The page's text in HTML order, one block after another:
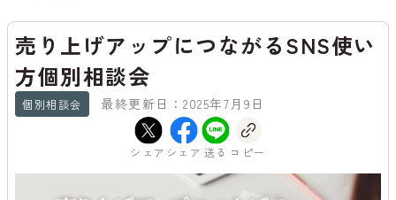
売り上げアップにつながるSNS使い
方個別相談会
個別相談会 最終更新日：2025年7月9日
シェア シェア 送る コピー